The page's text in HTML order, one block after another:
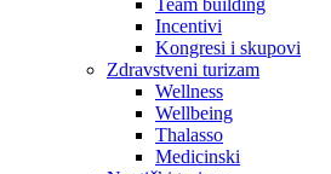
Team building
Incentivi
Kongresi i skupovi
Zdravstveni turizam
Wellness
Wellbeing
Thalasso
Medicinski